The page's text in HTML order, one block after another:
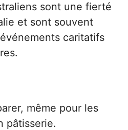
sont une fierté
et sont souvent
caritatifs
même pour les
pâtisserie.